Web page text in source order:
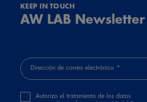
KEEP IN TOUCH
AW LAB Newsletter
Dirección de correo electrónico
Autorizo el tratamiento de los datos